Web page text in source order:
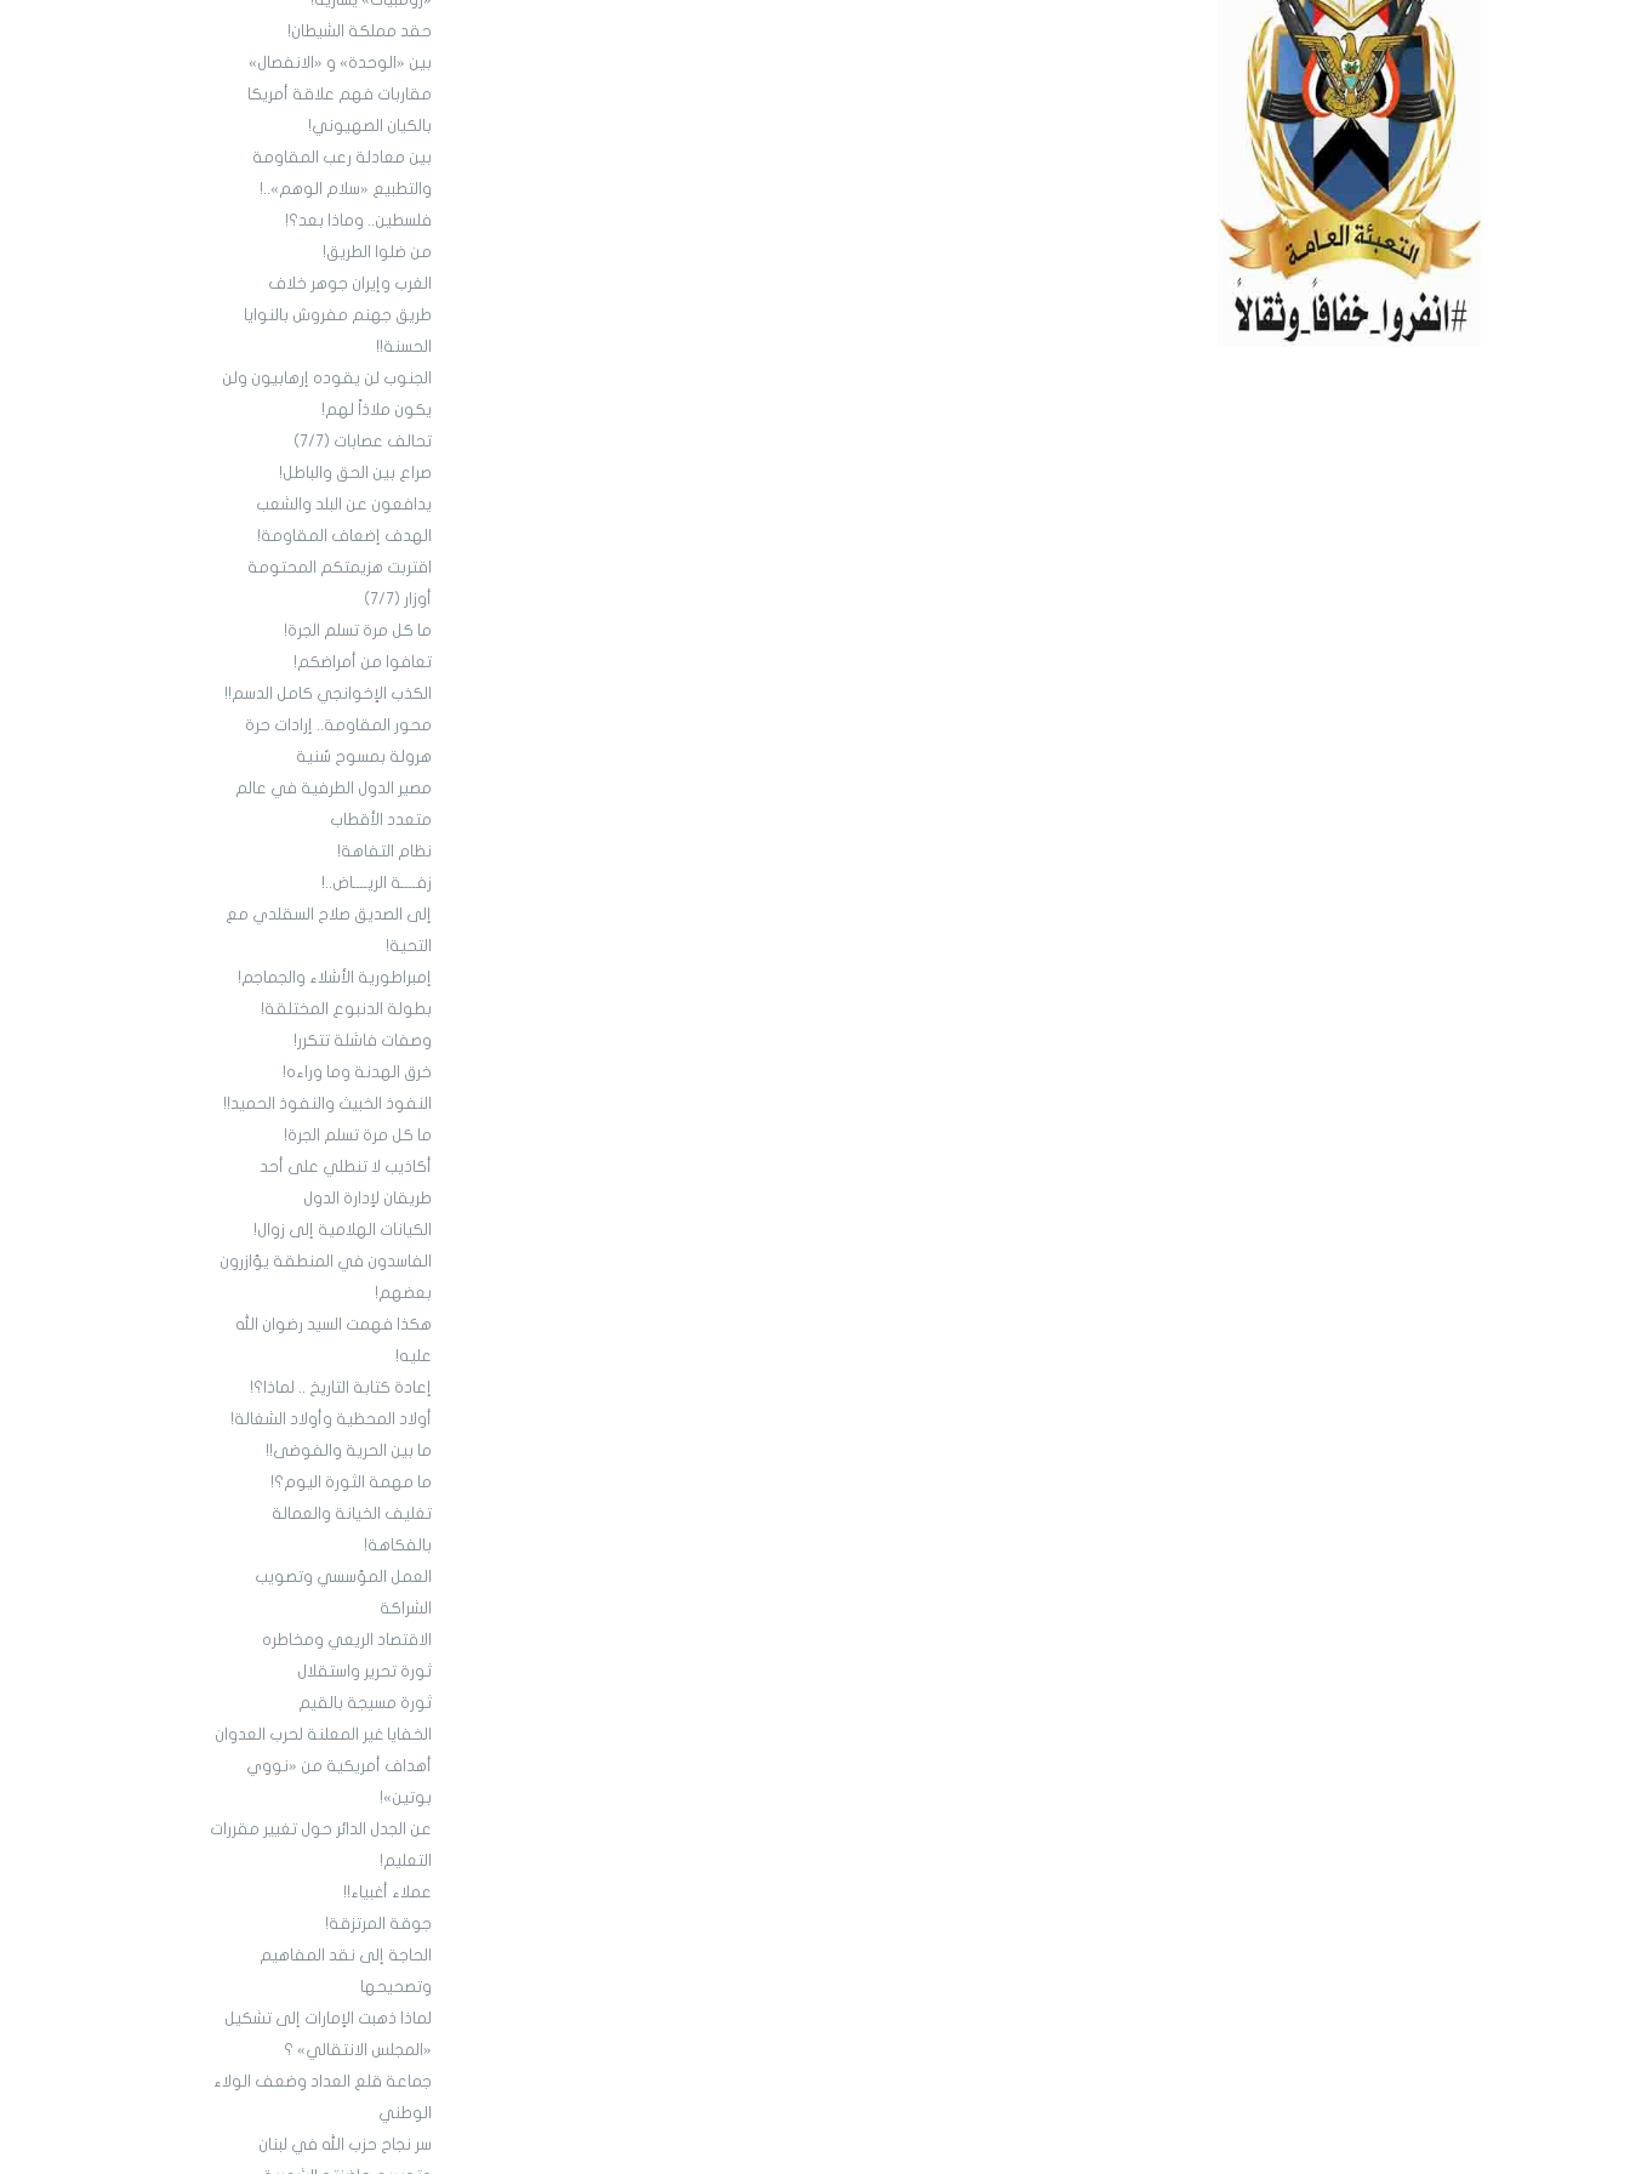
حقد مملكة الشيطان!
بين «الوحدة» و «الانفصال»
مقاربات فهم علاقة أمريكا
بالكيان الصهيوني!
بين معادلة رعب المقاومة
والتطبيع «سلام الوهم»..!
فلسطين.. وماذا بعد؟!
من ضلوا الطريق!
الغرب وإيران جوهر خلاف
طريق جهنم مفروش بالنوايا
الحسنة!!
الجنوب لن يقوده إرهابيون ولن
يكون ملاذاً لهم!
تحالف عصابات (7/7)
صراع بين الحق والباطل!
يدافعون عن البلد والشعب
الهدف إضعاف المقاومة!
اقتربت هزيمتكم المحتومة
أوزار (7/7)
ما كل مرة تسلم الجرة!
تعافوا من أمراضكم!
الكذب الإخوانجي كامل الدسم!!
محور المقاومة.. إرادات حرة
هرولة بمسوح سُنية
مصير الدول الطرفية في عالم
متعدد الأقطاب
نظام التفاهة!
زفــــة الريــــاض..!
إلى الصديق صلاح السقلدي مع
التحية!
إمبراطورية الأشلاء والجماجم!
بطولة الدنبوع المختلقة!
وصفات فاشلة تتكرر!
خرق الهدنة وما وراءه!
النفوذ الخبيث والنفوذ الحميد!!
ما كل مرة تسلم الجرة!
أكاذيب لا تنطلي على أحد
طريقان لإدارة الدول
الكيانات الهلامية إلى زوال!
الفاسدون في المنطقة يؤازرون
بعضهم!
هكذا فهمت السيد رضوان الله
عليه!
إعادة كتابة التاريخ .. لماذا؟!
أولاد المحظية وأولاد الشغالة!
ما بين الحرية والفوضى!!
ما مهمة الثورة اليوم؟!
تغليف الخيانة والعمالة
بالفكاهة!
العمل المؤسسي وتصويب
الشراكة
الاقتصاد الريعي ومخاطره
ثورة تحرير واستقلال
ثورة مسيجة بالقيم
الخفايا غير المعلنة لحرب العدوان
أهداف أمريكية من «نووي
بوتين»!
عن الجدل الدائر حول تغيير مقررات
التعليم!
عملاء أغبياء!!
جوقة المرتزقة!
الحاجة إلى نقد المفاهيم
وتصحيحها
لماذا ذهبت الإمارات إلى تشكيل
«المجلس الانتقالي» ؟
جماعة قلع العداد وضعف الولاء
الوطني
سر نجاح حزب الله في لبنان